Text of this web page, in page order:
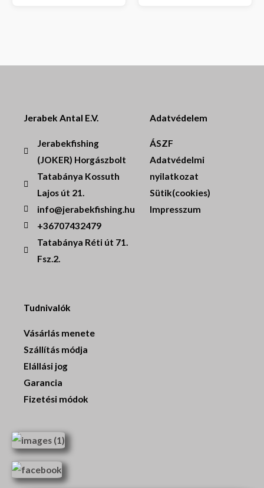
Jerabek Antal E.V.
Jerabekfishing
(JOKER) Horgászbolt
Tatabánya Kossuth
Lajos út 21.
info@jerabekfishing.hu
+36707432479
Tatabánya Réti út 71.
Fsz.2.
Adatvédelem
ÁSZF
Adatvédelmi
nyilatkozat
Sütik(cookies)
Impresszum
Tudnivalók
Vásárlás menete
Szállítás módja
Elállási jog
Garancia
Fizetési módok